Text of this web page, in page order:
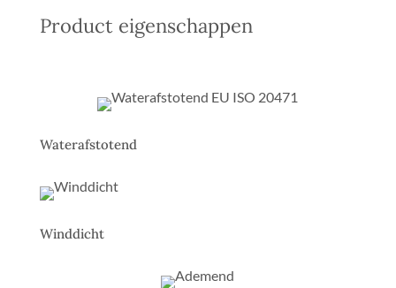
Product eigenschappen
Waterafstotend
Winddicht